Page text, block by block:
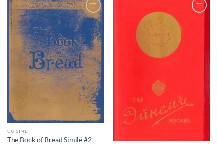
Ajouter
wishlist
CUISINE
The Book of Bread Similé #2